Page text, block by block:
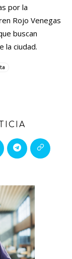
por la
Rojo Venegas
buscan
la ciudad.